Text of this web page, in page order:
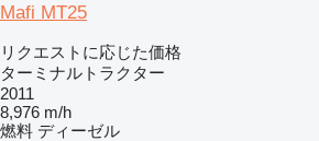
Mafi MT25
リクエストに応じた価格
ターミナルトラクター
2011
8,976 m/h
燃料 ディーゼル